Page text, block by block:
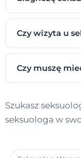
Czy wizyta u
Czy muszę
Szukasz
seksuologa w